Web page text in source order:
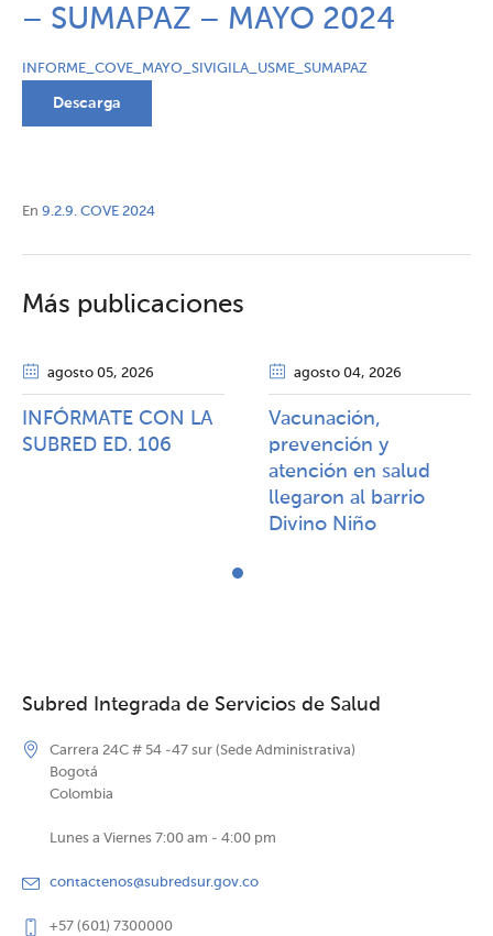
– SUMAPAZ – MAYO 2024
INFORME_COVE_MAYO_SIVIGILA_USME_SUMAPAZ
Descarga
En 9.2.9. COVE 2024
Más publicaciones
agosto 05, 2026
INFÓRMATE CON LA
SUBRED ED. 106
agosto 04, 2026
Vacunación,
prevención y
atención en salud
llegaron al barrio
Divino Niño
Subred Integrada de Servicios de Salud
Carrera 24C # 54 -47 sur (Sede Administrativa)
Bogotá
Colombia
Lunes a Viernes 7:00 am - 4:00 pm
contactenos@subredsur.gov.co
+57 (601) 7300000